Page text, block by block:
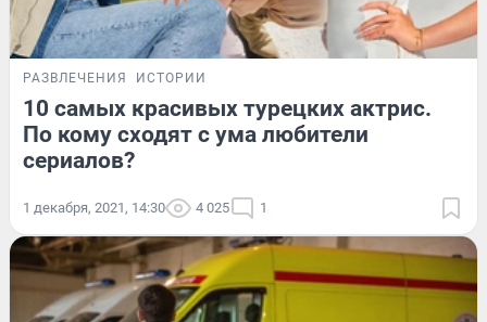
РАЗВЛЕЧЕНИЯ ИСТОРИИ
10 самых красивых турецких актрис.
По кому сходят с ума любители
сериалов?
1 декабря, 2021, 14:30 4 025 1